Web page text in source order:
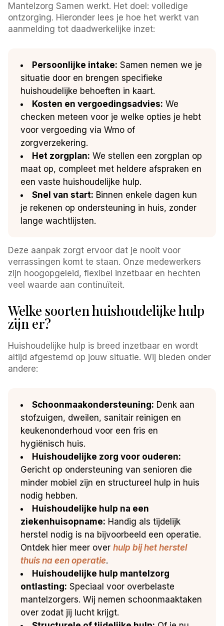
Mantelzorg Samen werkt. Het doel: volledige
ontzorging. Hieronder lees je hoe het werkt van
aanmelding tot daadwerkelijke inzet:
Persoonlijke intake: Samen nemen we je
situatie door en brengen specifieke
huishoudelijke behoeften in kaart.
Kosten en vergoedingsadvies: We
checken meteen voor je welke opties je hebt
voor vergoeding via Wmo of
zorgverzekering.
Het zorgplan: We stellen een zorgplan op
maat op, compleet met heldere afspraken en
een vaste huishoudelijke hulp.
Snel van start: Binnen enkele dagen kun
je rekenen op ondersteuning in huis, zonder
lange wachtlijsten.
Deze aanpak zorgt ervoor dat je nooit voor
verrassingen komt te staan. Onze medewerkers
zijn hoogopgeleid, flexibel inzetbaar en hechten
veel waarde aan continuïteit.
Welke soorten huishoudelijke hulp
zijn er?
Huishoudelijke hulp is breed inzetbaar en wordt
altijd afgestemd op jouw situatie. Wij bieden onder
andere:
Schoonmaakondersteuning: Denk aan
stofzuigen, dweilen, sanitair reinigen en
keukenonderhoud voor een fris en
hygiënisch huis.
Huishoudelijke zorg voor ouderen:
Gericht op ondersteuning van senioren die
minder mobiel zijn en structureel hulp in huis
nodig hebben.
Huishoudelijke hulp na een
ziekenhuisopname: Handig als tijdelijk
herstel nodig is na bijvoorbeeld een operatie.
Ontdek hier meer overhulp bij het herstel
thuis na een operatie.
Huishoudelijke hulp mantelzorg
ontlasting: Speciaal voor overbelaste
mantelzorgers. Wij nemen schoonmaaktaken
over zodat jij lucht krijgt.